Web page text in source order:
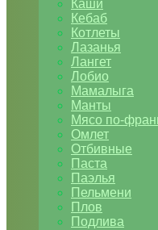
Каши
Кебаб
Котлеты
Лазанья
Лангет
Лобио
Мамалыга
Манты
Мясо по-
Омлет
Отбивные
Паста
Паэлья
Пельмени
Плов
Подлива